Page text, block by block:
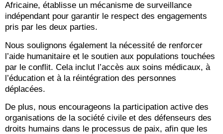
Africaine, établisse un mécanisme de surveillance
indépendant pour garantir le respect des engagements
pris par les deux parties.
Nous soulignons également la nécessité de renforcer
l’aide humanitaire et le soutien aux populations touchées
par le conflit. Cela inclut l’accès aux soins médicaux, à
l’éducation et à la réintégration des personnes
déplacées.
De plus, nous encourageons la participation active des
organisations de la société civile et des défenseurs des
droits humains dans le processus de paix, afin que les